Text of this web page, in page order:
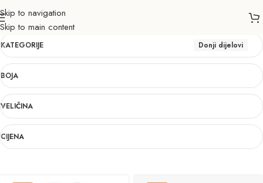
Skip to navigation
Skip to main content
Donji dijelovi
KATEGORIJE Donji dijelovi
BOJA
VELIČINA
CIJENA